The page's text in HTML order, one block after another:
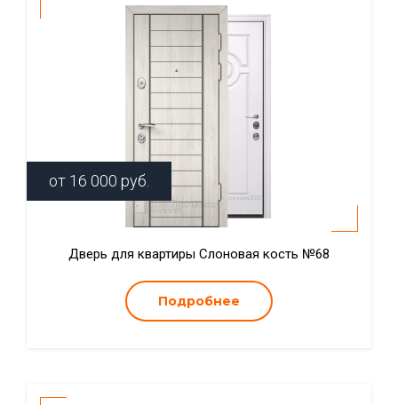
от 16 000 руб.
Дверь для квартиры Слоновая кость №68
Подробнее